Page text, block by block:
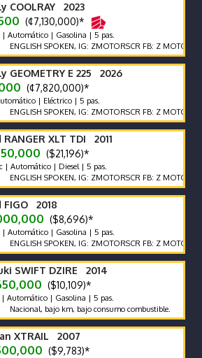
COOLRAY 2023
(¢7,130,000)*
| Automático | Gasolina | 5 pas.
SPOKEN, IG: ZMOTORSCR FB: Z MOTORS.
GEOMETRY E 225 2026
(¢7,820,000)*
| Eléctrico | 5 pas.
SPOKEN, IG: ZMOTORSCR FB: Z MOTORS.
RANGER XLT TDI 2011
($21,196)*
| Automático | Diesel | 5 pas.
SPOKEN, IG: ZMOTORSCR FB: Z MOTORS.
FIGO 2018
($8,696)*
| Automático | Gasolina | 5 pas.
SPOKEN, IG: ZMOTORSCR FB: Z MOTORS.
SWIFT DZIRE 2014
($10,109)*
| Automático | Gasolina | 5 pas.
bajo km, bajo consumo combustible.
XTRAIL 2007
($9,783)*